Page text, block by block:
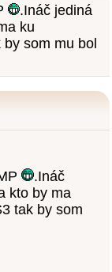
.Ináč jediná
ku
som mu bol
.Ináč
kto by ma
tak by som